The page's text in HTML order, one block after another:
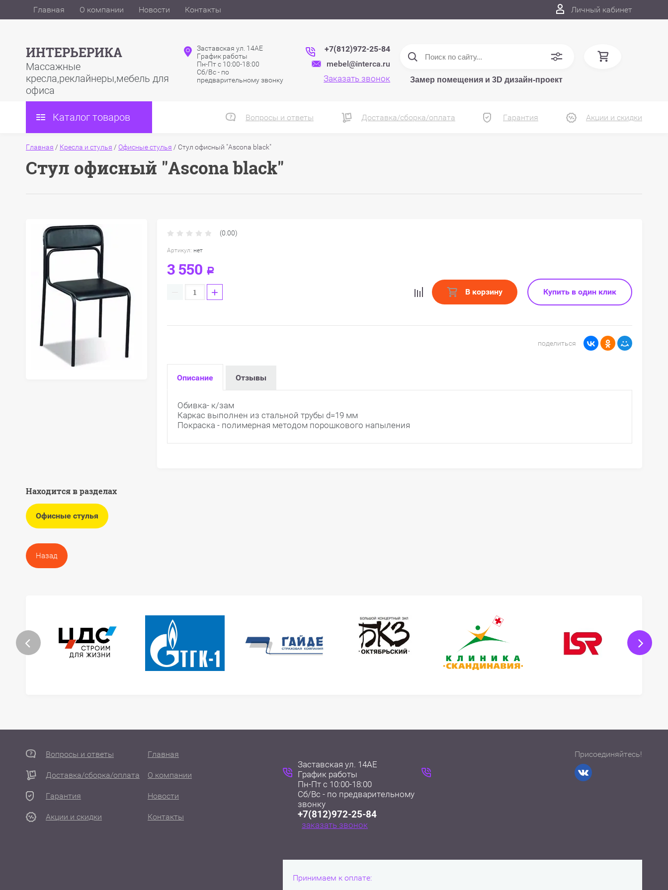
Главная О компании Новости Контакты Личный кабинет
ИНТЕРЬЕРИКА
Массажные
кресла,реклайнеры,мебель для
офиса
Заставская ул. 14АЕ
График работы
Пн-Пт с 10:00-18:00
Сб/Вс - по
предварительному звонку
+7(812)972-25-84
mebel@interca.ru
Заказать звонок Замер помещения и 3D дизайн-проект
Каталог товаров Вопросы и ответы Доставка/сборка/оплата Гарантия Акции и скидки
Главная / Кресла и стулья / Офисные стулья / Стул офисный "Ascona black"
Стул офисный "Ascona black"
(0.00)
Артикул: нет
3 550 Р
+ В корзину Купить в один клик
поделиться
Описание Отзывы
Обивка- к/зам
Каркас выполнен из стальной трубы d=19 мм
Покраска - полимерная методом порошкового напыления
Находится в разделах
Офисные стулья
Назад
Вопросы и ответы
Доставка/сборка/оплата
Гарантия
Акции и скидки
Главная
О компании
Новости
Контакты
Заставская ул. 14АЕ
График работы
Пн-Пт с 10:00-18:00
Сб/Вс - по предварительному
+7(812)972-25-84
заказать звонок
Присоединяйтесь!
Принимаем к оплате: